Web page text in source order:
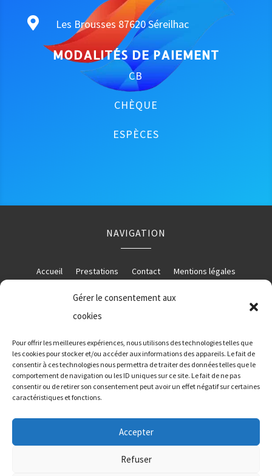
Gérer le consentement aux
cookies
Pour offrir les meilleures expériences, nous utilisons des technologies telles que
les cookies pour stocker et/ou accéder aux informations des appareils. Le fait de
consentir à ces technologies nous permettra de traiter des données telles que le
comportement de navigation ou les ID uniques sur ce site. Le fait de ne pas
consentir ou de retirer son consentement peut avoir un effet négatif sur certaines
caractéristiques et fonctions.
Accepter
Refuser
 Les Brousses 87620 Séreilhac
MODALITÉS DE PAIEMENT
CB
CHÈQUE
ESPÈCES
NAVIGATION
Accueil Prestations Contact Mentions légales